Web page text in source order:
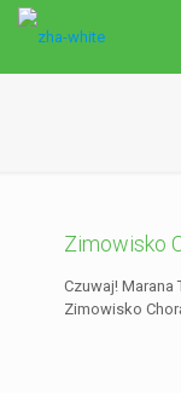
Zimowisko
Czuwaj! Marana
Zimowisko